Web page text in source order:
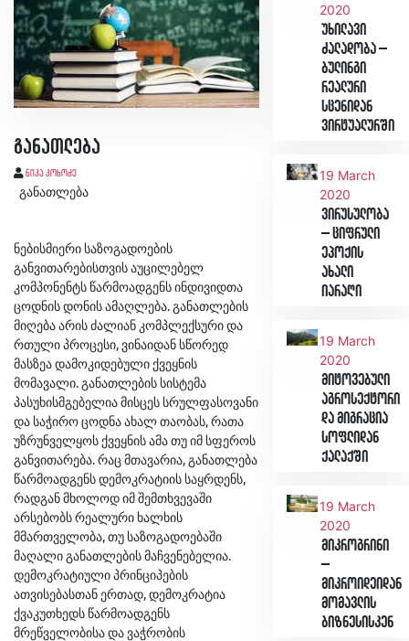
განათლება
ნიკა კოხოძე
განათლება
ნებისმიერი საზოგადოების
განვითარებისთვის აუცილებელ
კომპონენტს წარმოადგენს ინდივიდთა
ცოდნის დონის ამაღლება. განათლების
მიღება არის ძალიან კომპლექსური და
რთული პროცესი, ვინაიდან სწორედ
მასზეა დამოკიდებული ქვეყნის
მომავალი. განათლების სისტემა
პასუხისმგებელია მისცეს სრულფასოვანი
და საჭირო ცოდნა ახალ თაობას, რათა
უზრუნველყოს ქვეყნის ამა თუ იმ სფეროს
განვითარება. რაც მთავარია, განათლება
წარმოადგენს დემოკრატიის საყრდენს,
რადგან მხოლოდ იმ შემთხვევაში
არსებობს რეალური ხალხის
მმართველობა, თუ საზოგადოებაში
მაღალი განათლების მაჩვენებელია.
დემოკრატიული პრინციპების
ათვისებასთან ერთად, დემოკრატია
ქვაკუთხედს წარმოადგენს
მრეწველობისა და ვაჭრობის
2020
უხილავი
ძალადობა –
ბულინგი
რეალური
სცენიდან
ვირტუალურში
19 March
2020
ვირუსულობა
– ციფრული
ეპოქის
ახალი
იარაღი
19 March
2020
მიტოვებული
აგროსექტორი
და მიგრაცია
სოფლიდან
ქალაქში
19 March
2020
მიკროგრინი
–
მიკროიდეიდან
მომავლის
ბიზნესისკენ